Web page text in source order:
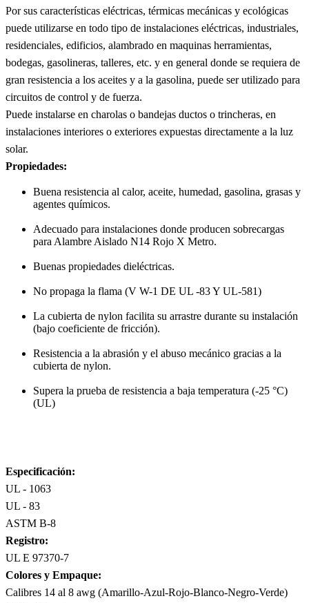
Por sus características eléctricas, térmicas mecánicas y ecológicas
puede utilizarse en todo tipo de instalaciones eléctricas, industriales,
residenciales, edificios, alambrado en maquinas herramientas,
bodegas, gasolineras, talleres, etc. y en general donde se requiera de
gran resistencia a los aceites y a la gasolina, puede ser utilizado para
circuitos de control y de fuerza.
Puede instalarse en charolas o bandejas ductos o trincheras, en
instalaciones interiores o exteriores expuestas directamente a la luz
solar.
Propiedades:
Buena resistencia al calor, aceite, humedad, gasolina, grasas y
agentes químicos.
Adecuado para instalaciones donde producen sobrecargas
para Alambre Aislado N14 Rojo X Metro.
Buenas propiedades dieléctricas.
No propaga la flama (V W-1 DE UL -83 Y UL-581)
La cubierta de nylon facilita su arrastre durante su instalación
(bajo coeficiente de fricción).
Resistencia a la abrasión y el abuso mecánico gracias a la
cubierta de nylon.
Supera la prueba de resistencia a baja temperatura (-25 °C)
(UL)
Especificación:
UL - 1063
UL - 83
ASTM B-8
Registro:
UL E 97370-7
Colores y Empaque:
Calibres 14 al 8 awg (Amarillo-Azul-Rojo-Blanco-Negro-Verde)